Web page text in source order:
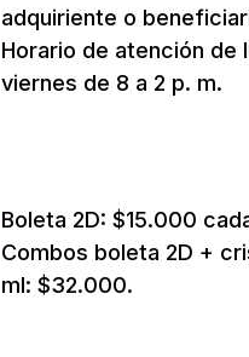
adquiriente o
Horario de atención de
viernes de 8 a 2 p. m.
Boleta 2D: $15.000
Combos boleta 2D +
ml: $32.000.